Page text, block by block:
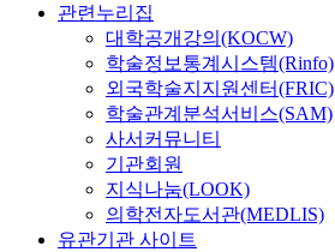
관련누리집
대학공개강의(KOCW)
학술정보통계시스템(Rinfo)
외국학술지지원센터(FRIC)
학술관계분석서비스(SAM)
사서커뮤니티
기관회원
지식나눔(LOOK)
의학전자도서관(MEDLIS)
유관기관 사이트